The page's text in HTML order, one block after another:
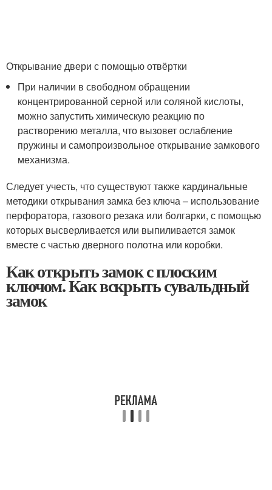
Открывание двери с помощью отвёртки
При наличии в свободном обращении
концентрированной серной или соляной кислоты,
можно запустить химическую реакцию по
растворению металла, что вызовет ослабление
пружины и самопроизвольное открывание замкового
механизма.
Следует учесть, что существуют также кардинальные
методики открывания замка без ключа – использование
перфоратора, газового резака или болгарки, с помощью
которых высверливается или выпиливается замок
вместе с частью дверного полотна или коробки.
Как открыть замок с плоским
ключом. Как вскрыть сувальдный
замок